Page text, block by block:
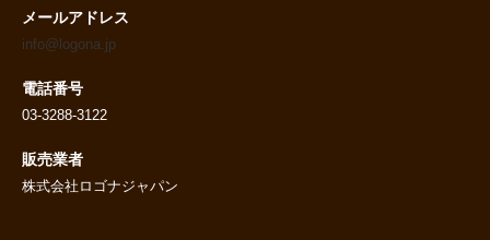
メールアドレス
info@logona.jp
電話番号
03-3288-3122
販売業者
株式会社ロゴナジャパン